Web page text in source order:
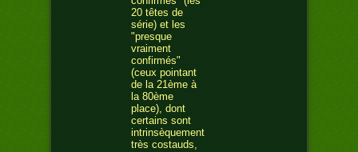
20 têtes de
série) et les
"presque
vraiment
confirmés"
(ceux pointant
de la 21ème à
la 80ème
place), dont
certains sont
intrinsèquement
très costauds,